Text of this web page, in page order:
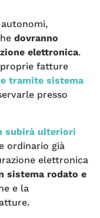
dovranno
elettronica.
fatture
tramite sistema
presso
subirà ulteriori
ordinario già
elettronica
sistema rodato e
e la